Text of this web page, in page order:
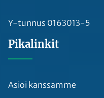
Y-tunnus 0163013-5
Pikalinkit
Asioi kanssamme